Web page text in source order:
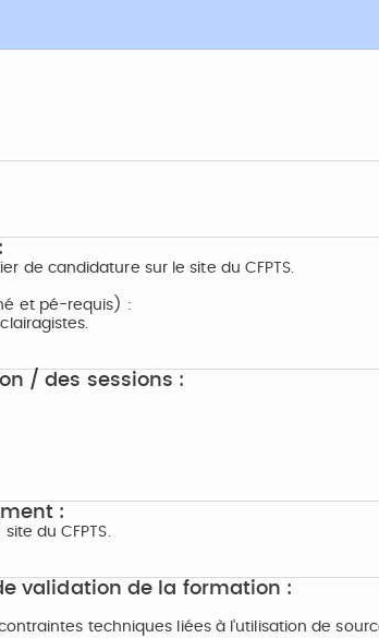
de candidature sur le site du CFPTS.
et pé-requis) :
/ des sessions :
:
du CFPTS.
validation de la formation :
techniques liées à l’utilisation de